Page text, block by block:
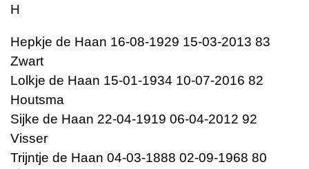
H
Hepkje de Haan 16-08-1929 15-03-2013 83
Zwart
Lolkje de Haan 15-01-1934 10-07-2016 82
Houtsma
Sijke de Haan 22-04-1919 06-04-2012 92
Visser
Trijntje de Haan 04-03-1888 02-09-1968 80